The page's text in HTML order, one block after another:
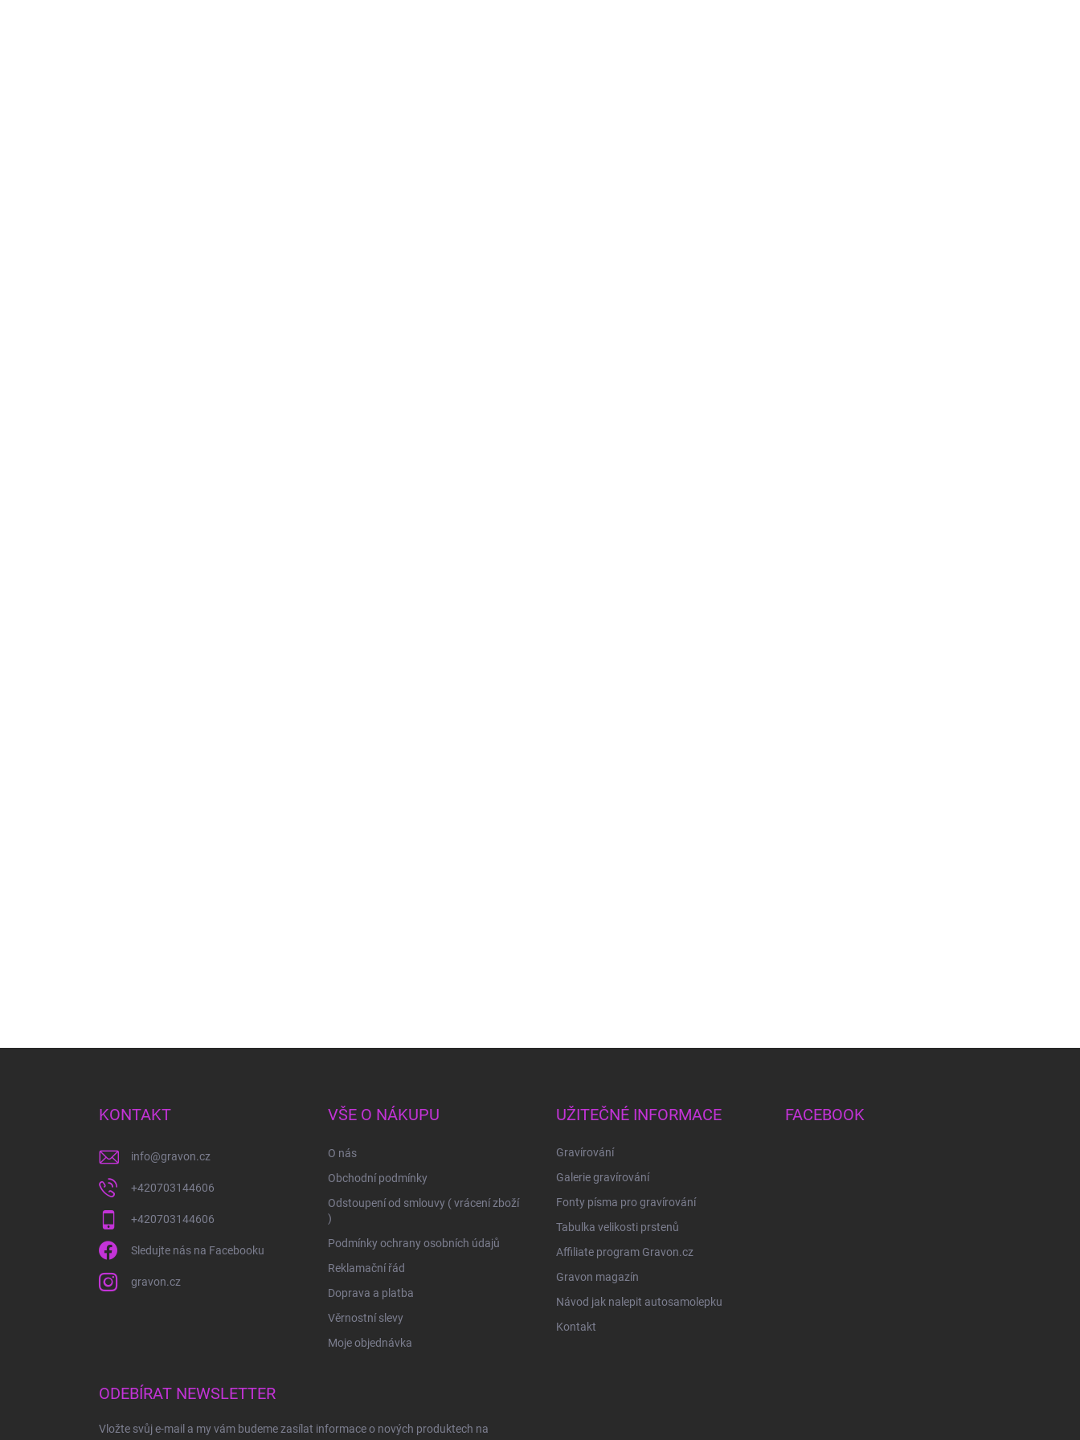
KONTAKT
info@gravon.cz
+420703144606
+420703144606
Sledujte nás na Facebooku
gravon.cz
VŠE O NÁKUPU
O nás
Obchodní podmínky
Odstoupení od smlouvy ( vrácení zboží
)
Podmínky ochrany osobních údajů
Reklamační řád
Doprava a platba
Věrnostní slevy
Moje objednávka
UŽITEČNÉ INFORMACE
Gravírování
Galerie gravírování
Fonty písma pro gravírování
Tabulka velikosti prstenů
Affiliate program Gravon.cz
Gravon magazín
Návod jak nalepit autosamolepku
Kontakt
FACEBOOK
ODEBÍRAT NEWSLETTER
Vložte svůj e-mail a my vám budeme zasílat informace o nových produktech na